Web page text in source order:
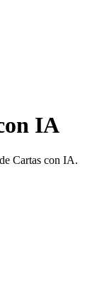
IA
Cartas con IA.